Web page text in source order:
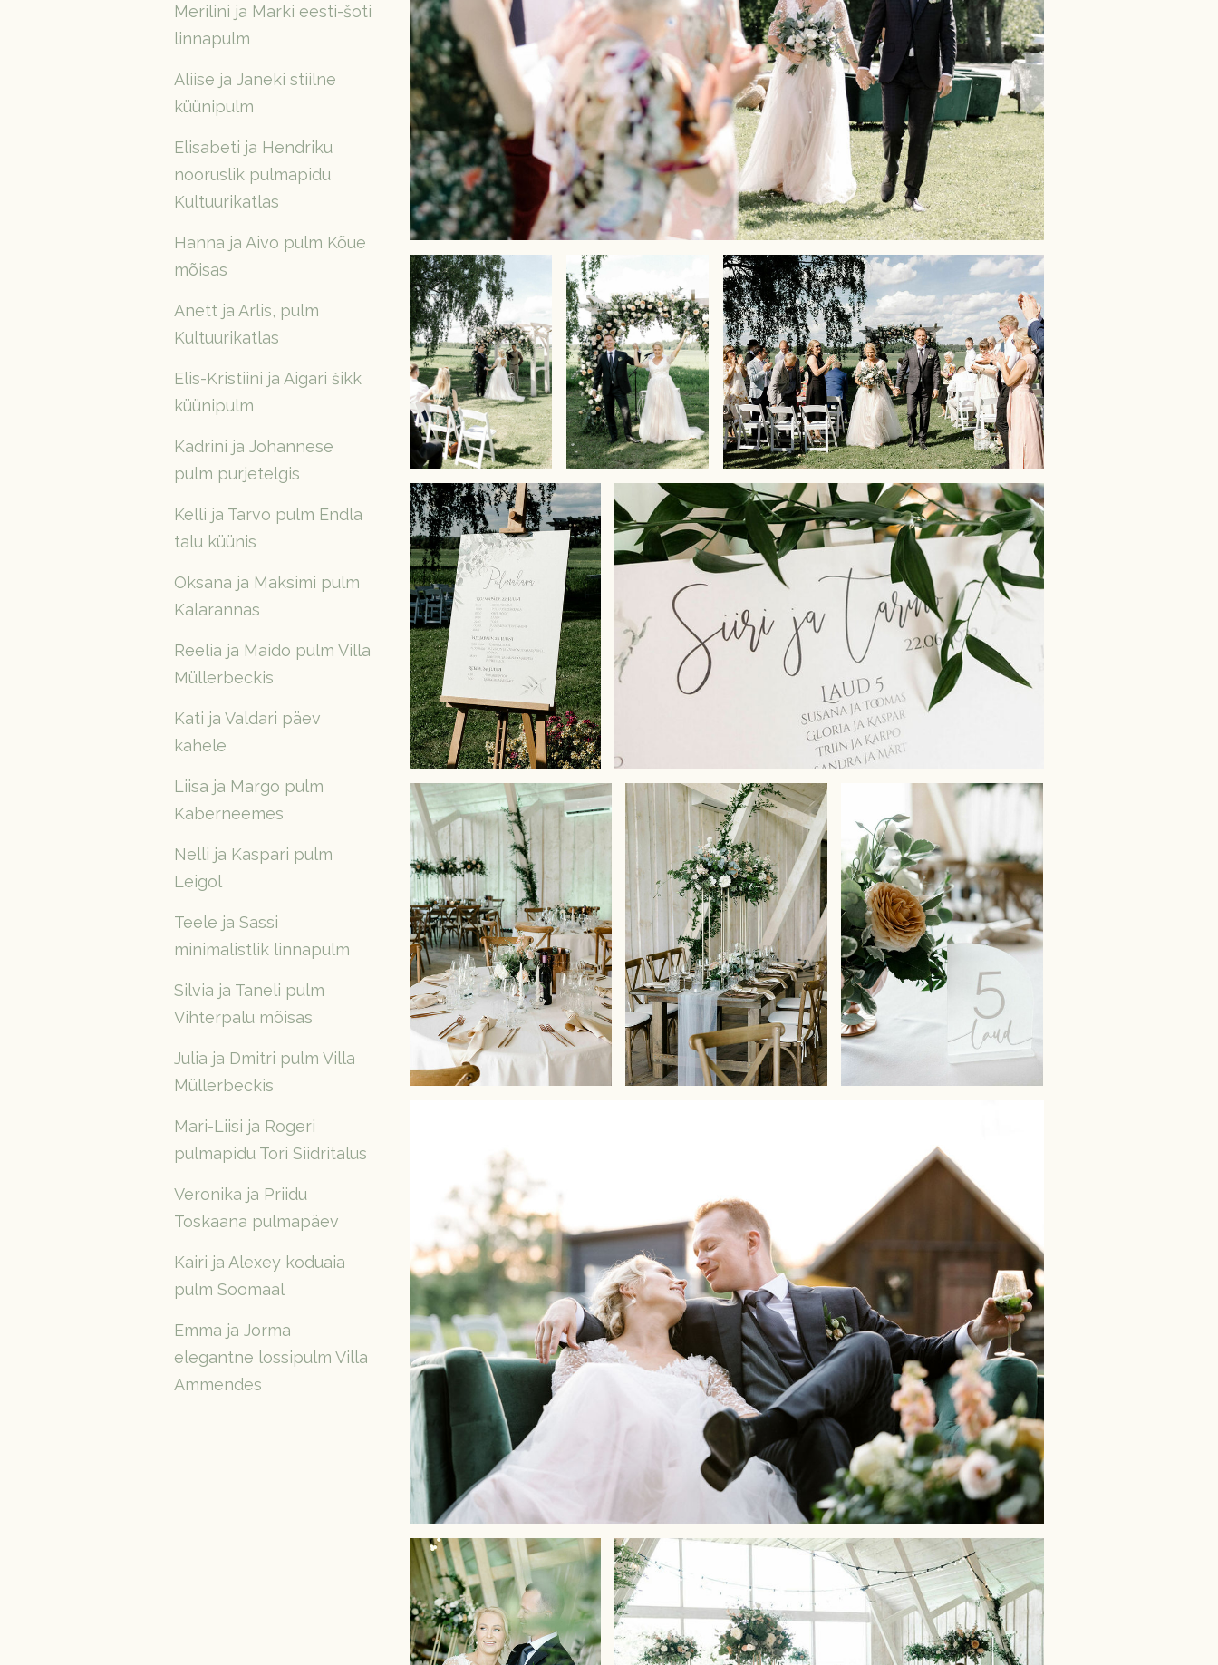
Merilini ja Marki eesti-šoti
linnapulm
Aliise ja Janeki stiilne
küünipulm
Elisabeti ja Hendriku
nooruslik pulmapidu
Kultuurikatlas
Hanna ja Aivo pulm Kõue
mõisas
Anett ja Arlis, pulm
Kultuurikatlas
Elis-Kristiini ja Aigari šikk
küünipulm
Kadrini ja Johannese
pulm purjetelgis
Kelli ja Tarvo pulm Endla
talu küünis
Oksana ja Maksimi pulm
Kalarannas
Reelia ja Maido pulm Villa
Müllerbeckis
Kati ja Valdari päev
kahele
Liisa ja Margo pulm
Kaberneemes
Nelli ja Kaspari pulm
Leigol
Teele ja Sassi
minimalistlik linnapulm
Silvia ja Taneli pulm
Vihterpalu mõisas
Julia ja Dmitri pulm Villa
Müllerbeckis
Mari-Liisi ja Rogeri
pulmapidu Tori Siidritalus
Veronika ja Priidu
Toskaana pulmapäev
Kairi ja Alexey koduaia
pulm Soomaal
Emma ja Jorma
elegantne lossipulm Villa
Ammendes